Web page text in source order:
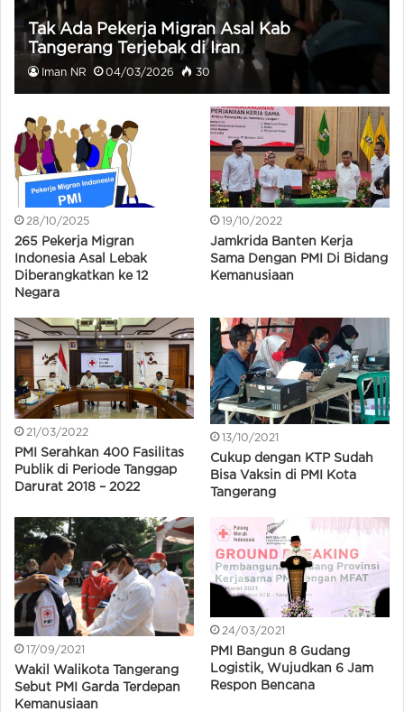
Tak Ada Pekerja Migran Asal Kab
Tangerang Terjebak di Iran
Iman NR 04/03/2026 30
28/10/2025
265 Pekerja Migran
Indonesia Asal Lebak
Diberangkatkan ke 12
Negara
19/10/2022
Jamkrida Banten Kerja
Sama Dengan PMI Di Bidang
Kemanusiaan
21/03/2022
PMI Serahkan 400 Fasilitas
Publik di Periode Tanggap
Darurat 2018 – 2022
13/10/2021
Cukup dengan KTP Sudah
Bisa Vaksin di PMI Kota
Tangerang
17/09/2021
Wakil Walikota Tangerang
Sebut PMI Garda Terdepan
Kemanusiaan
24/03/2021
PMI Bangun 8 Gudang
Logistik, Wujudkan 6 Jam
Respon Bencana